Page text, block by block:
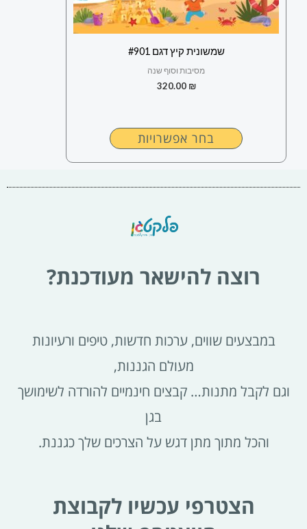
שמשונית קיץ דגם #901
מסיבות וסוף שנה
320.00 ₪
בחר אפשרויות
סוגים.
ניתן
האפשרויות
רוצה להישאר מעודכנת?
במבצעים שווים, ערכות חדשות, טיפים ורעיונות
מעולם הגננות,
וגם לקבל מתנות… קבצים חינמיים להורדה לשימושך
בגן
והכל מתוך מתן דגש על הצרכים שלך כגננת.
הצטרפי עכשיו לקבוצת